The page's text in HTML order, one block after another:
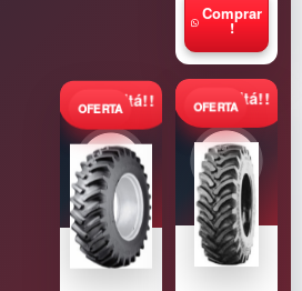
Comprar
!
Consultá!! Consultá!!